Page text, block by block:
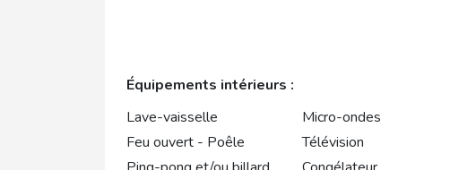
Équipements intérieurs :
Lave-vaisselle
Micro-ondes
Feu ouvert - Poêle
Télévision